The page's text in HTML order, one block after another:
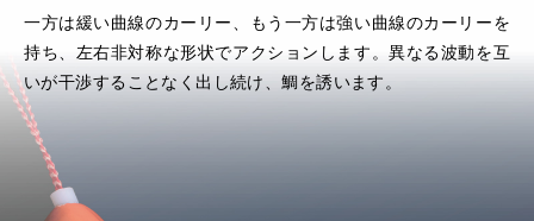
一方は緩い曲線のカーリー、もう一方は強い曲線のカーリーを
持ち、左右非対称な形状でアクションします。異なる波動を互
いが干渉することなく出し続け、鯛を誘います。